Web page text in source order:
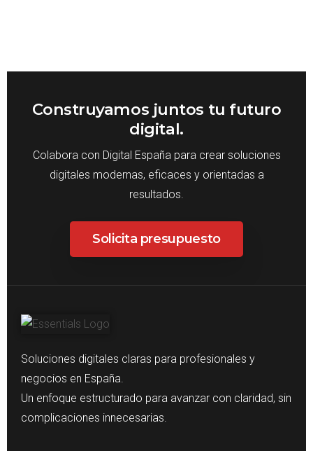
Construyamos juntos tu futuro
digital.
Colabora con Digital España para crear soluciones
digitales modernas, eficaces y orientadas a
resultados.
Solicita presupuesto
Soluciones digitales claras para profesionales y
negocios en España.
Un enfoque estructurado para avanzar con claridad, sin
complicaciones innecesarias.